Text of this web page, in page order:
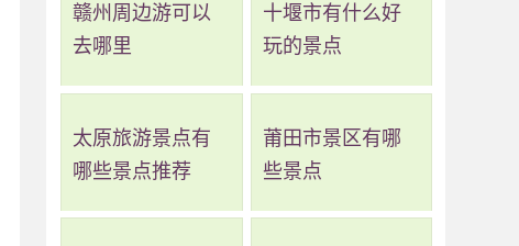
赣州周边游可以
去哪里
十堰市有什么好
玩的景点
太原旅游景点有
哪些景点推荐
莆田市景区有哪
些景点